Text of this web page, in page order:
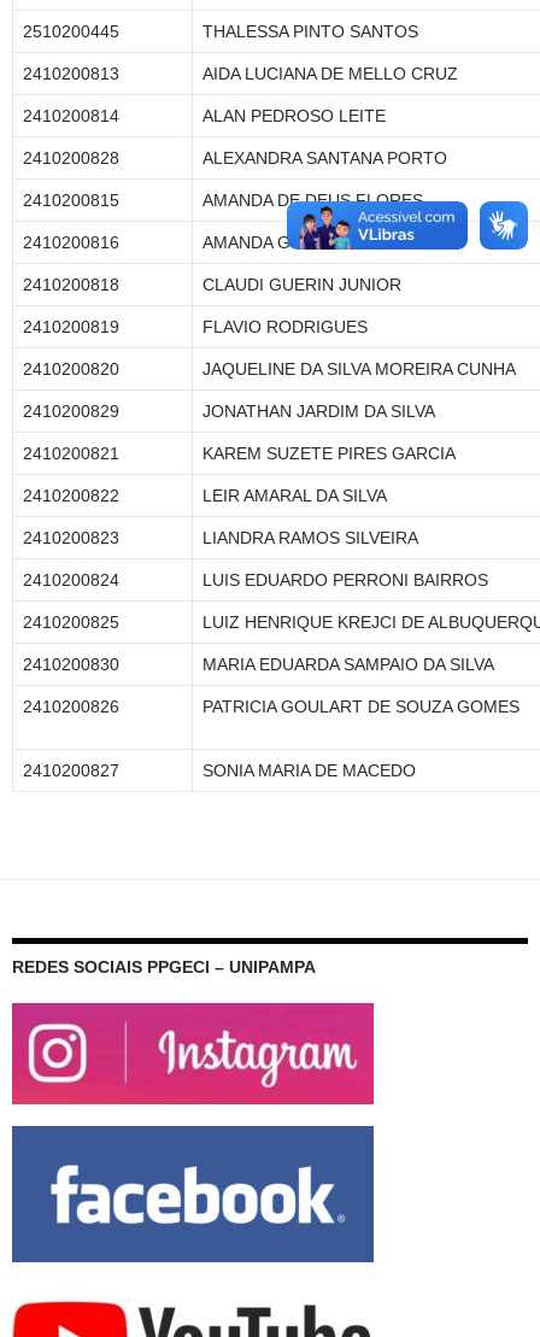
2510200445 THALESSA PINTO SANTOS
2410200813 AIDA LUCIANA DE MELLO CRUZ
2410200814 ALAN PEDROSO LEITE
2410200828 ALEXANDRA SANTANA PORTO
2410200815 AMANDA DE DEUS FLORES
2410200816 AMANDA GOMES DE ABREU
2410200818 CLAUDI GUERIN JUNIOR
2410200819 FLAVIO RODRIGUES
2410200820 JAQUELINE DA SILVA MOREIRA CUNHA
2410200829 JONATHAN JARDIM DA SILVA
2410200821 KAREM SUZETE PIRES GARCIA
2410200822 LEIR AMARAL DA SILVA
2410200823 LIANDRA RAMOS SILVEIRA
2410200824 LUIS EDUARDO PERRONI BAIRROS
2410200825 LUIZ HENRIQUE KREJCI DE
2410200830 MARIA EDUARDA SAMPAIO DA SILVA
2410200826 PATRICIA GOULART DE SOUZA GOMES
2410200827 SONIA MARIA DE MACEDO
REDES SOCIAIS PPGECI – UNIPAMPA